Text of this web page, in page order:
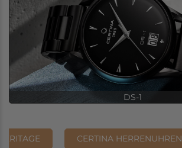
CERTINA HERRENUHREN